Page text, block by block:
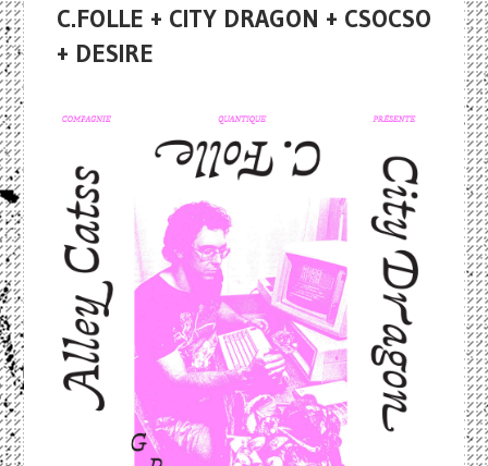
C.FOLLE + CITY DRAGON + CSOCSO
+ DESIRE